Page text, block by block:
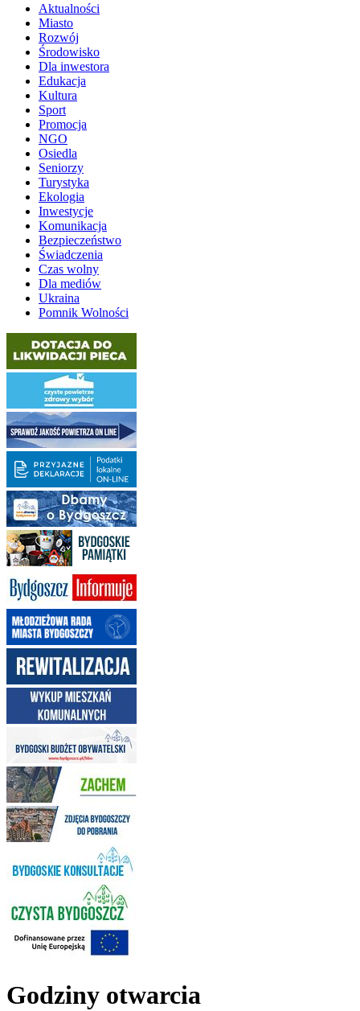
Aktualności
Miasto
Rozwój
Środowisko
Dla inwestora
Edukacja
Kultura
Sport
Promocja
NGO
Osiedla
Seniorzy
Turystyka
Ekologia
Inwestycje
Komunikacja
Bezpieczeństwo
Świadczenia
Czas wolny
Dla mediów
Ukraina
Pomnik Wolności
Godziny otwarcia